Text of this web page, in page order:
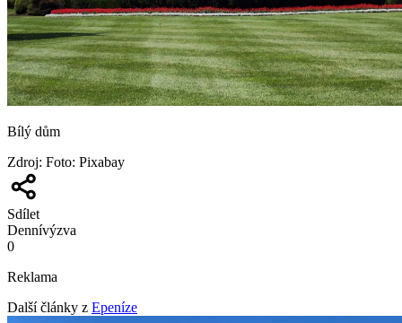
Bílý dům
Zdroj: Foto: Pixabay
Sdílet
Dennívýzva
0
Reklama
Další články z Epeníze